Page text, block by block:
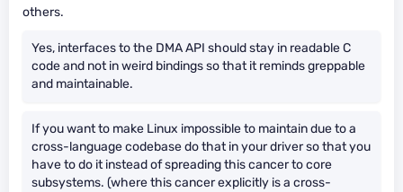
others.
Yes, interfaces to the DMA API should stay in readable C
code and not in weird bindings so that it reminds greppable
and maintainable.
If you want to make Linux impossible to maintain due to a
cross-language codebase do that in your driver so that you
have to do it instead of spreading this cancer to core
subsystems. (where this cancer explicitly is a cross-